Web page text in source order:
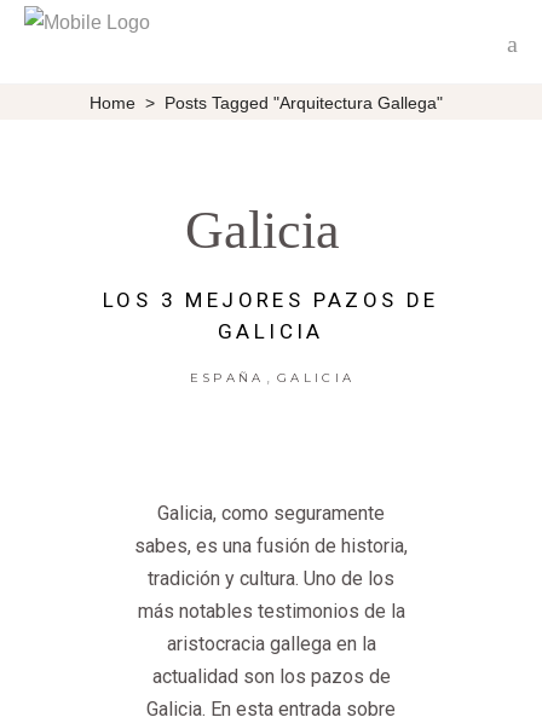
Home > Posts Tagged "Arquitectura Gallega"
Galicia
LOS 3 MEJORES PAZOS DE
GALICIA
ESPAÑA , GALICIA
Galicia, como seguramente
sabes, es una fusión de historia,
tradición y cultura. Uno de los
más notables testimonios de la
aristocracia gallega en la
actualidad son los pazos de
Galicia. En esta entrada sobre